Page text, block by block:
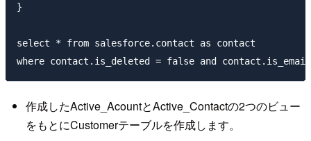
}
select * from salesforce.contact as contact
作成したActive_AcountとActive_Contactの2つのビュー
をもとにCustomerテーブルを作成します。